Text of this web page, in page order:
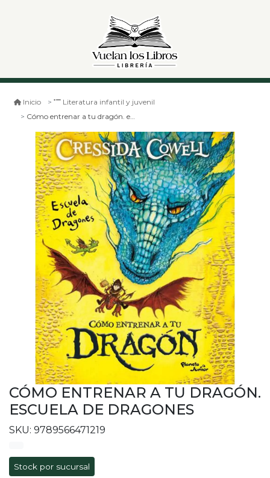
Inicio
Literatura infantil y juvenil
Cómo entrenar a tu dragón. escuela de dragones
CÓMO ENTRENAR A TU DRAGÓN.
ESCUELA DE DRAGONES
SKU: 9789566471219
Stock por sucursal